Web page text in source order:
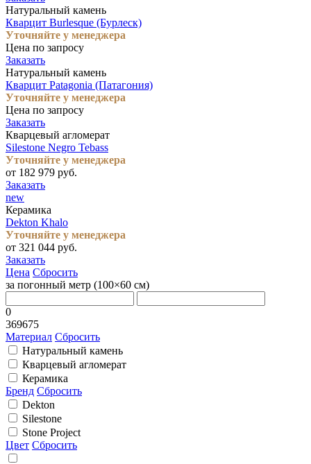
Натуральный камень
Кварцит Burlesque (Бурлеск)
Уточняйте у менеджера
Цена по запросу
Заказать
Натуральный камень
Кварцит Patagonia (Патагония)
Уточняйте у менеджера
Цена по запросу
Заказать
Кварцевый агломерат
Silestone Negro Tebass
Уточняйте у менеджера
от 182 979 руб.
Заказать
new
Керамика
Dekton Khalo
Уточняйте у менеджера
от 321 044 руб.
Заказать
Цена Сбросить
за погонный метр (100×60 cм)
0
369675
Материал Сбросить
Натуральный камень
Кварцевый агломерат
Керамика
Бренд Сбросить
Dekton
Silestone
Stone Project
Цвет Сбросить